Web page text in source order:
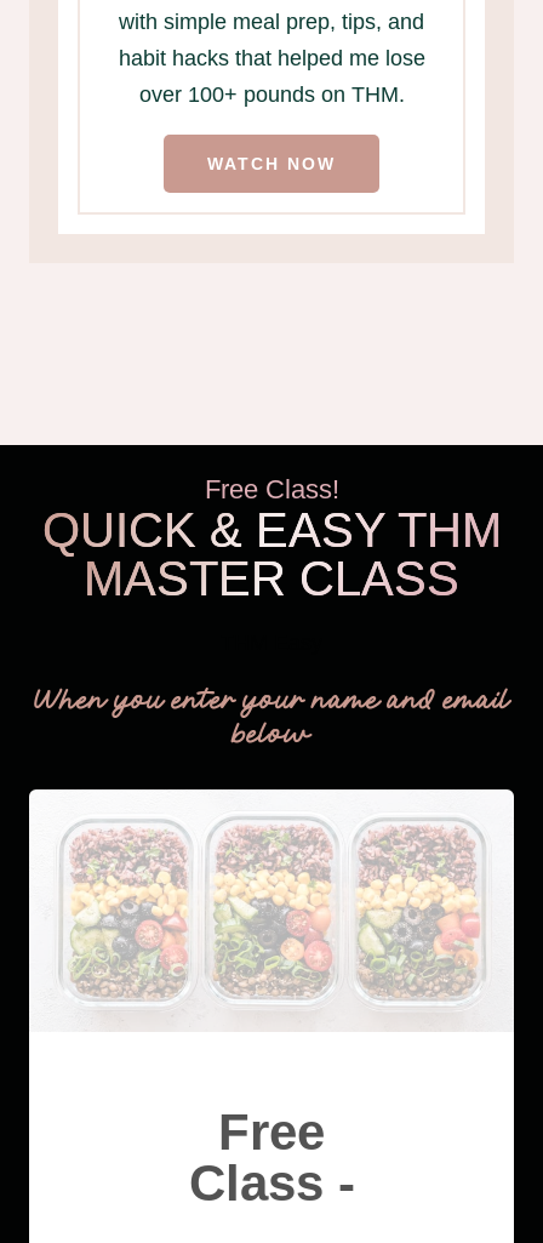
with simple meal prep, tips, and
habit hacks that helped me lose
over 100+ pounds on THM.
WATCH NOW
Free Class!
QUICK & EASY THM
MASTER CLASS
When you enter your name and email
below
Free
Class -